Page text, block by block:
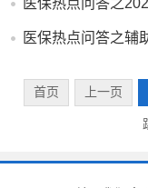
医保热点问答之辅
首页 上一页